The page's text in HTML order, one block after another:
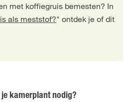
met koffiegruis bemesten? In
als meststof?" ontdek je of dit
je kamerplant nodig?